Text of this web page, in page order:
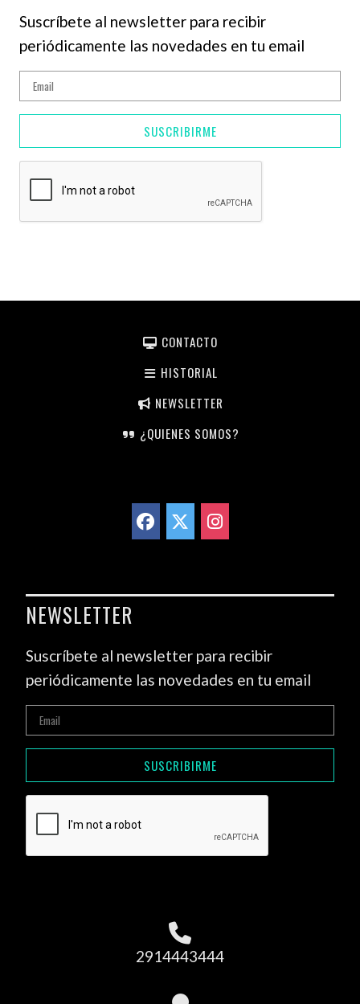
Suscríbete al newsletter para recibir
periódicamente las novedades en tu email
SUSCRIBIRME
CONTACTO
HISTORIAL
NEWSLETTER
¿QUIENES SOMOS?
NEWSLETTER
Suscríbete al newsletter para recibir
periódicamente las novedades en tu email
SUSCRIBIRME
2914443444